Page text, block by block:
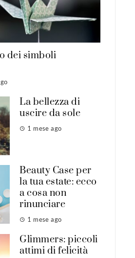
dei simboli
La bellezza di
uscire da sole
1 mese ago
Beauty Case per
la tua estate: ecco
a cosa non
rinunciare
1 mese ago
Glimmers: piccoli
attimi di felicità